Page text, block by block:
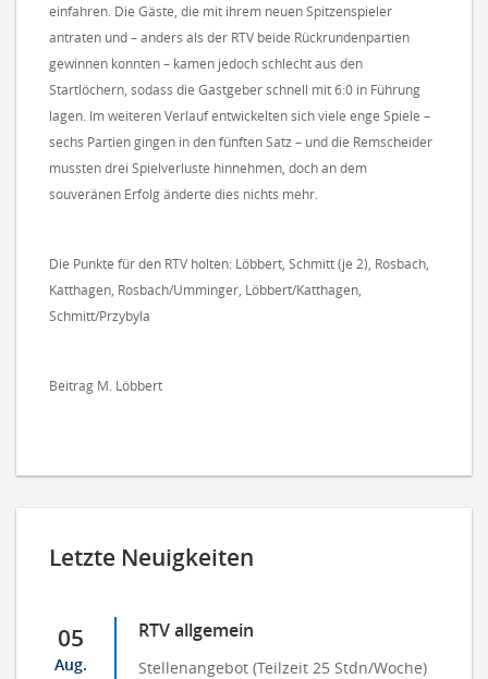
einfahren. Die Gäste, die mit ihrem neuen Spitzenspieler
antraten und – anders als der RTV beide Rückrundenpartien
gewinnen konnten – kamen jedoch schlecht aus den
Startlöchern, sodass die Gastgeber schnell mit 6:0 in Führung
lagen. Im weiteren Verlauf entwickelten sich viele enge Spiele –
sechs Partien gingen in den fünften Satz – und die Remscheider
mussten drei Spielverluste hinnehmen, doch an dem
souveränen Erfolg änderte dies nichts mehr.
Die Punkte für den RTV holten: Löbbert, Schmitt (je 2), Rosbach,
Katthagen, Rosbach/Umminger, Löbbert/Katthagen,
Schmitt/Przybyla
Beitrag M. Löbbert
Letzte Neuigkeiten
05
Aug.
RTV allgemein
Stellenangebot (Teilzeit 25 Stdn/Woche)